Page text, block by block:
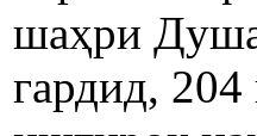
шаҳри
гардид,